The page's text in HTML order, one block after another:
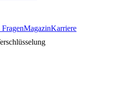
MagazinKarriere